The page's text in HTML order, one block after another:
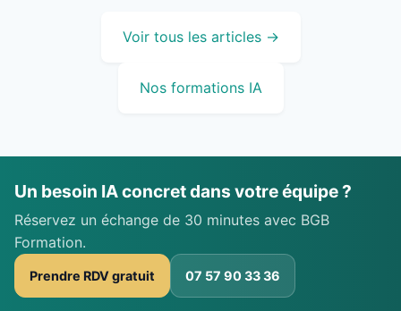
Voir tous les articles →
Nos formations IA
Un besoin IA concret dans votre équipe ?
Réservez un échange de 30 minutes avec BGB
Formation.
Prendre RDV gratuit 07 57 90 33 36